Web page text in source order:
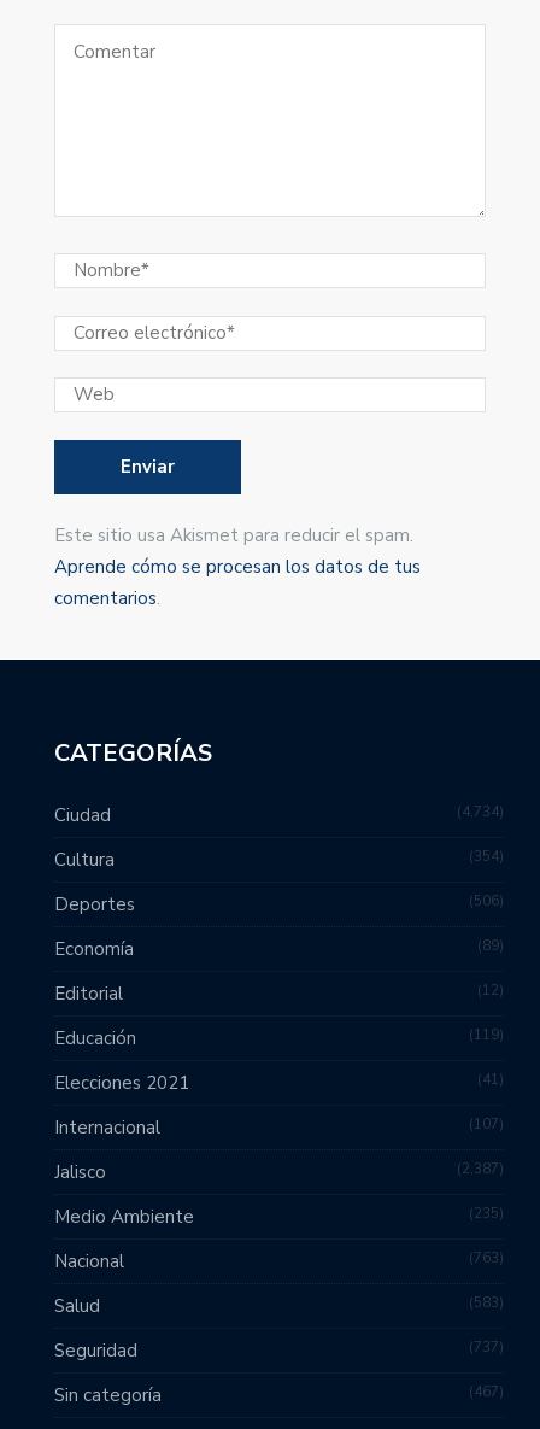
Este sitio usa Akismet para reducir el spam.
Aprende cómo se procesan los datos de tus
comentarios.
CATEGORÍAS
Ciudad 4,734
Cultura 354
Deportes 506
Economía 89
Editorial 12
Educación 119
Elecciones 2021 41
Internacional 107
Jalisco 2,387
Medio Ambiente 235
Nacional 763
Salud 583
Seguridad 737
Sin categoría 467